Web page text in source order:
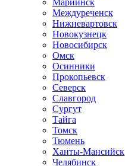
Мариинск
Междуреченск
Нижневартовск
Новокузнецк
Новосибирск
Омск
Осинники
Прокопьевск
Северск
Славгород
Сургут
Тайга
Томск
Тюмень
Ханты-Мансийск
Челябинск